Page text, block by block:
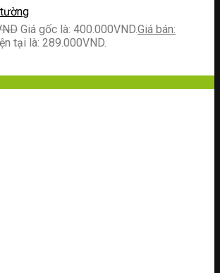
Giá gốc là: 400.000VND.
tại là: 289.000VND.